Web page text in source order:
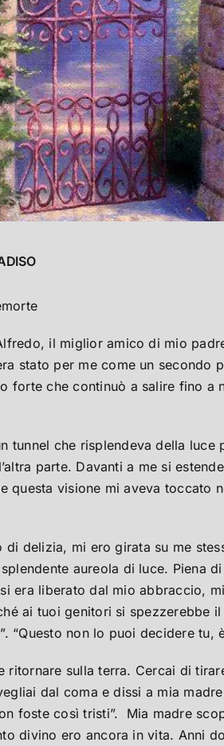
il miglior amico di mio
stato per me come un
forte che continuò a salire fino
tunnel che risplendeva della
parte. Davanti a me si
questa visione mi aveva toccato
delizia, mi ero girata su me
aureola di luce. Piena
era liberato dal mio abbraccio,
ai tuoi genitori si spezzerebbe
non lo puoi decidere tu,
sulla terra. Cercai di
dal coma e dissi a mia
foste così tristi”. Mia madre
divino ero ancora in vita. Anni